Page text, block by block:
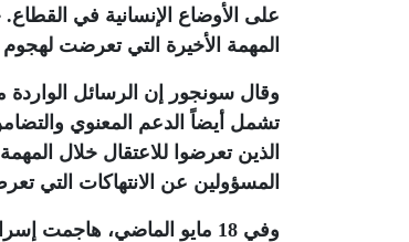
على الأوضاع الإنسانية في
المهمة الأخيرة التي تعرضت
وقال سونجور إن الرسائل الواردة
تشمل أيضاً الدعم المعنوي
الذين تعرضوا للاعتقال خلال
المسؤولين عن الانتهاكات التي
وفي 18 مايو الماضي،